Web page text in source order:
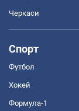
Черкаси
Спорт
Футбол
Хокей
Формула-1